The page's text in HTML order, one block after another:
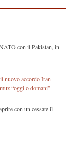
con il Pakistan, in
nuovo accordo Iran-
“oggi o domani”
con un cessate il